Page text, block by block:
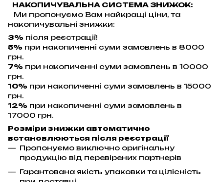
НАКОПИЧУВАЛЬНА СИСТЕМА ЗНИЖОК:
Ми пропонуємо Вам найкращі ціни, та
накопичувальні знижки:
3% після реєстрації!
5% при накопиченні суми замовлень в 8000
грн.
7% при накопиченні суми замовлень в 10000
грн.
10% при накопиченні суми замовлень в 15000
грн.
12% при накопиченні суми замовлень в
17000 грн.
Розміри знижки автоматично
встановлюються після реєстрації
Пропонуємо виключно оригінальну
продукцію від перевірених партнерів
Гарантована якість упаковки та цілісність